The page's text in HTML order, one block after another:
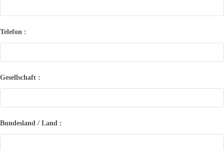
Telefon :
Gesellschaft :
Bundesland / Land :